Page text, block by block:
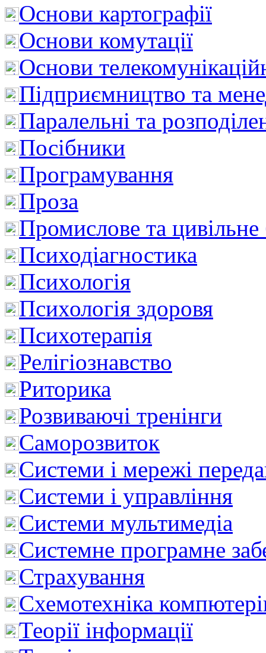
Основи картографії
Основи комутації
Основи
Підприємництво та
Паралельні та
Посібники
Програмування
Проза
Промислове та цивільне
Психодіагностика
Психологія
Психологія здоровя
Психотерапія
Релігіознавство
Риторика
Розвиваючі тренінги
Саморозвиток
Системи і мережі
Системи і управління
Системи мультимедіа
Системне програмне
Страхування
Схемотехніка
Теорії інформації